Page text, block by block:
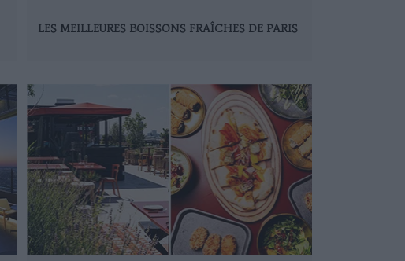
LES MEILLEURES BOISSONS FRAÎCHES DE PARIS